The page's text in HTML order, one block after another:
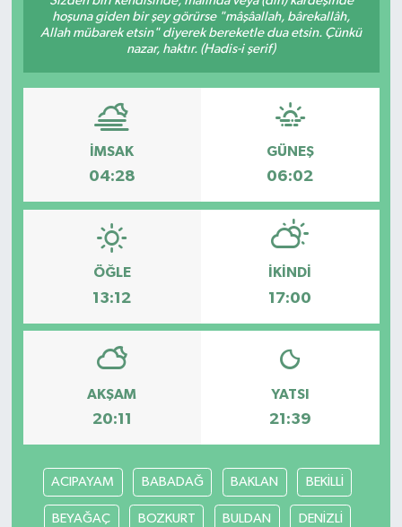
hoşuna giden bir şey görürse "mâşâallah, bârekallâh,
Allah mübarek etsin" diyerek bereketle dua etsin. Çünkü
nazar, haktır. (Hadis-i şerif)
İMSAK
04:28
GÜNEŞ
06:02
ÖĞLE
13:12
İKINDI
17:00
AKŞAM
20:11
YATSI
21:39
ACIPAYAM BABADAĞ BAKLAN BEKİLLİ
BEYAĞAÇ BOZKURT BULDAN DENİZLİ